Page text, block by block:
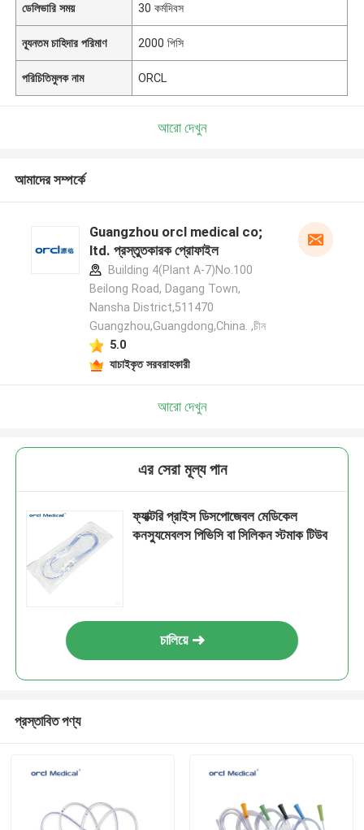
ডেলিভারি সময় 30 কর্মদিবস
ন্যূনতম চাহিদার পরিমাণ 2000 পিসি
পরিচিতিমুলক নাম ORCL
আরো দেখুন
আমাদের সম্পর্কে
Guangzhou orcl medical co;
ltd. প্রস্তুতকারক প্রোফাইল
Building 4(Plant A-7)No.100
Beilong Road, Dagang Town,
Nansha District,511470
Guangzhou,Guangdong,China. ,চীন
5.0
যাচাইকৃত সরবরাহকারী
আরো দেখুন
এর সেরা মূল্য পান
ফ্যাক্টরি প্রাইস ডিসপোজেবল মেডিকেল
কনস্যুমেবলস পিভিসি বা সিলিকন স্টমাক টিউব
চালিয়ে
প্রস্তাবিত পণ্য